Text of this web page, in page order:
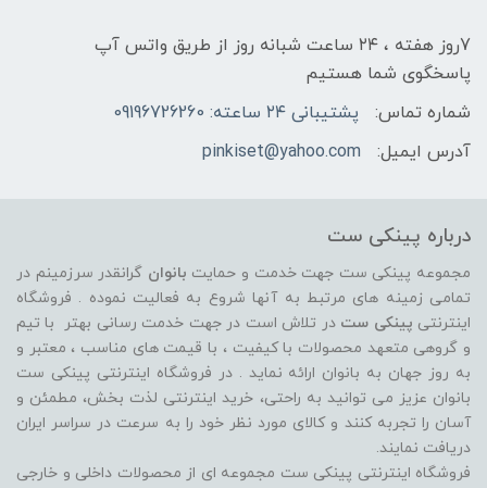
7روز هفته ، ۲۴ ساعت شبانه‌ روز از طریق واتس آپ
پاسخگوی شما هستیم
شماره تماس:
پشتیبانی ۲۴ ساعته: 09196726260
آدرس ایمیل:
pinkiset@yahoo.com
درباره پینکی ست
مجموعه پینکی ست جهت خدمت و حمایت بانوان گرانقدر سرزمینم در
تمامی زمینه های مرتبط به آنها شروع به فعالیت نموده . فروشگاه
اینترنتی پینکی ست در تلاش است در جهت خدمت رسانی بهتر با تیم
و گروهی متعهد محصولات با کیفیت ، با قیمت های مناسب ، معتبر و
به روز جهان به بانوان ارائه نماید . در فروشگاه اینترنتی پینکی ست
بانوان عزیز می توانيد به راحتی، خرید اینترنتی لذت بخش، مطمئن و
آسان را تجربه کنند و کالای مورد نظر خود را به سرعت در سراسر ایران
دریافت نمایند.
فروشگاه اینترنتی پینکی ست مجموعه ای از محصولات داخلی و خارجی